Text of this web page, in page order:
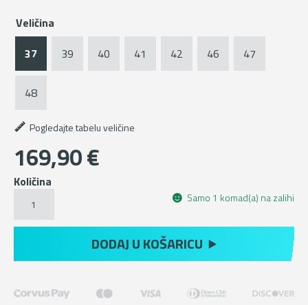
Veličina
37
39 40 41 42 46 47
48
Pogledajte tabelu veličine
169,90€
Samo 1 komad(a) na zalihi
Količina
velurne
hiking
DODAJ U KOŠARICU